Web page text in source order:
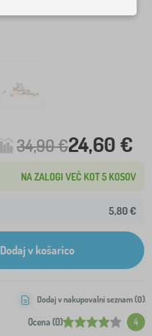
34,90 €24,60 €
NA ZALOGI VEČ KOT 5 KOSOV
5,80 €
Dodaj v košarico
Ocena (0) 4
Dodaj v nakupovalni seznam (0)